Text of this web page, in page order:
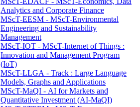
Analytics and Corporate Finance
MScT-EESM - MScT-Environmental
Engineering and Sustainability
Management
MScT-IOT - MScT-Internet of Things :
Innovation and Management Program
(IoT)
MScT-LLGA - Track : Large Language
Models, Graphs and Applications
MScT-MaQI - AI for Markets and
Quantitative Investment (AI-MaQI)